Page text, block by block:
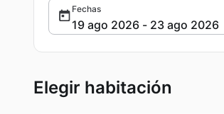
Fechas
Elegir habitación